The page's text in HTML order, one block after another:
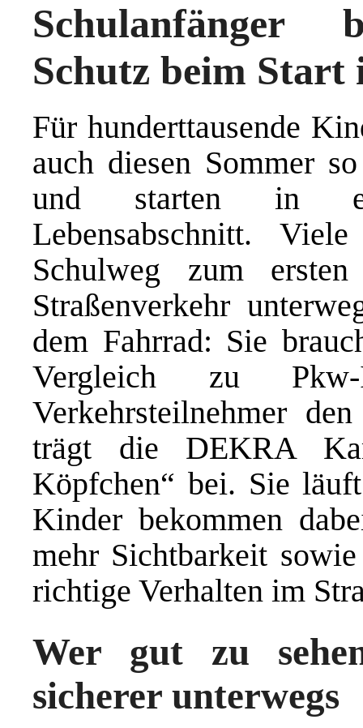
Schulanfänger
Schutz beim Start
Für hunderttausende
auch diesen Sommer
und starten in
Lebensabschnitt.
Schulweg zum
Straßenverkehr
dem Fahrrad: Sie
Vergleich zu Pkw-
Verkehrsteilnehmer
trägt die DEKRA
Köpfchen“ bei. Sie
Kinder bekommen
mehr Sichtbarkeit
richtige Verhalten im
Wer gut zu
sicherer unterwegs